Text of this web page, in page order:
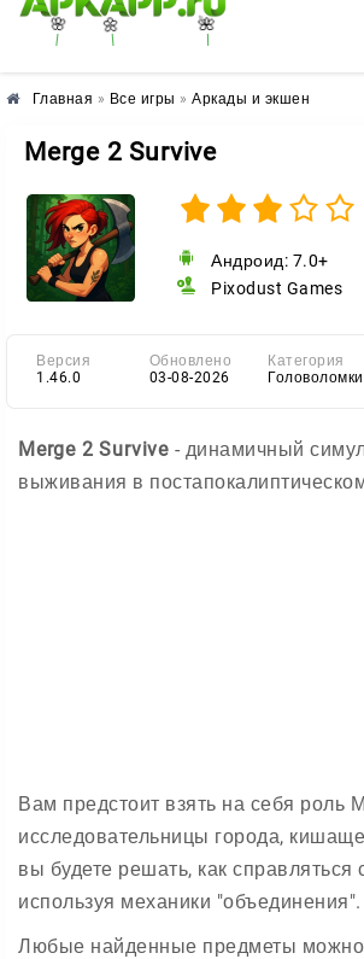
🌸 🌼 🌺
Главная » Все игры » Аркады и экшен
Merge 2 Survive
Андроид: 7.0+
Pixodust Games
Версия
1.46.0
Обновлено
03-08-2026
Категория
Головоломки
Merge 2 Survive - динамичный
выживания в
Вам предстоит взять на себя роль
исследовательницы города,
вы будете решать, как справляться
используя механики "объединения".
Любые найденные предметы можно